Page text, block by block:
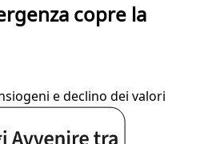
copre la
e declino dei valori